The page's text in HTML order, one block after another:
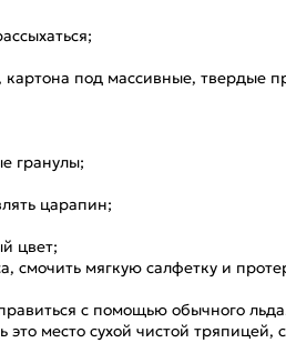
под массивные, твердые
гранулы;
царапин;
цвет;
мягкую салфетку и
с помощью обычного
место сухой чистой тряпицей,